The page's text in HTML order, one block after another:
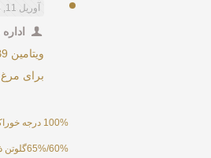
آوریل 11, 2024
اداره
برای مرغ
100% درجه خوراک طبیعی عصاره سیر آلیسین پودر 25%
60%/65%گلوتن ذرت